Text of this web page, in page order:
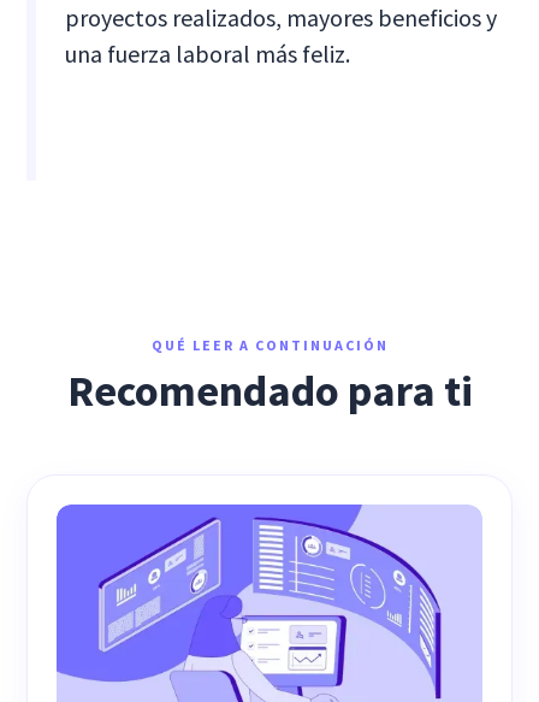
proyectos realizados, mayores beneficios y
una fuerza laboral más feliz.
QUÉ LEER A CONTINUACIÓN
Recomendado para ti